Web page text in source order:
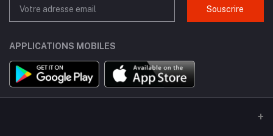
Souscrire
APPLICATIONS MOBILES